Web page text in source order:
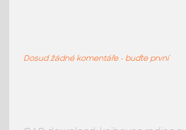
F3D Příruby
Dosud žádné komentáře - buďte první